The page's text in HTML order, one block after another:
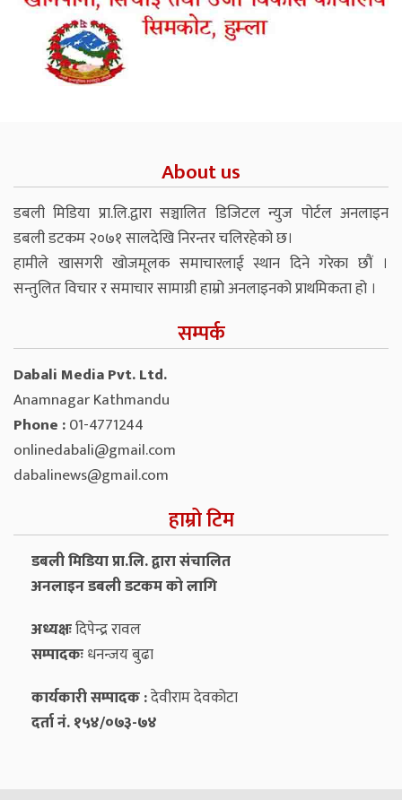
About us
डबली मिडिया प्रा.लि.द्वारा सञ्चालित डिजिटल न्युज पोर्टल अनलाइन
डबली डटकम २०७१ सालदेखि निरन्तर चलिरहेको छ।
हामीले खासगरी खोजमूलक समाचारलाई स्थान दिने गरेका छौं ।
सन्तुलित विचार र समाचार सामाग्री हाम्रो अनलाइनको प्राथमिकता हो ।
सम्पर्क
Dabali Media Pvt. Ltd.
Anamnagar Kathmandu
Phone :01-4771244
onlinedabali@gmail.com
dabalinews@gmail.com
हाम्रो टिम
डबली मिडिया प्रा.लि. द्वारा संचालित
अनलाइन डबली डटकम को लागि
अध्यक्षःदिपेन्द्र रावल
सम्पादकःधनन्‍जय बुढा
कार्यकारी सम्पादक :देवीराम देवकोटा
दर्ता नं. १५४/०७३-७४